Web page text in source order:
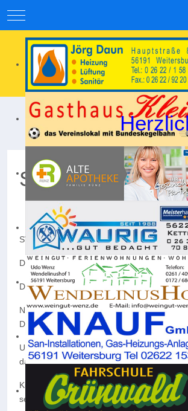
Mobile Menu Toggle
Starke Leistung
SV Weitersburg – SG Mülheim-Kärlich II 5:1
Der SV Weitersburg, in der vergangenen
Die Rollen waren vor dem Spiel klar
Nachdem Marcel Christ den Verein nach
Dankeschön für die erfolgreichen Jahre
Und diese zeigte im 1. Heimspiel der
dauerte es bis zur 27. Minute, ehe der
Kurz darauf bewies Berg erneut seine
seinen Torinstinkt und erhöhte auf 2:0. In